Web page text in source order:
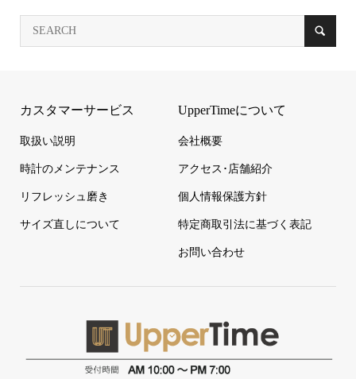
カスタマーサービス
取扱い説明
時計のメンテナンス
リフレッシュ磨き
サイズ直しについて
UpperTimeについて
会社概要
アクセス･店舗紹介
個人情報保護方針
特定商取引法に基づく表記
お問い合わせ